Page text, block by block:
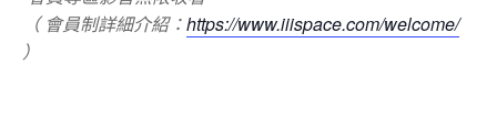
（ 會員制詳細介紹：https://www.iiispace.com/welcome/
）